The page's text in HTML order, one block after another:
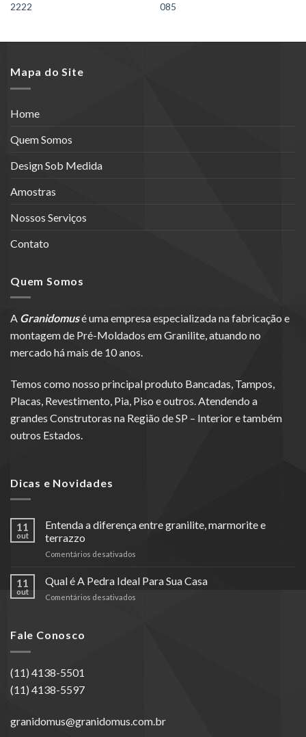
2222 085
Mapa do Site
Home
Quem Somos
Design Sob Medida
Amostras
Nossos Serviços
Contato
Quem Somos
A Granidomusé uma empresa especializada na fabricação e
montagem de Pré-Moldados em Granilite, atuando no
mercado há mais de 10 anos.
Temos como nosso principal produto Bancadas, Tampos,
Placas, Revestimento, Pia, Piso e outros. Atendendo a
grandes Construtoras na Região de SP – Interior e também
outros Estados.
Dicas e Novidades
11
out
Entenda a diferença entre granilite, marmorite e
terrazzo
Comentários desativados
a
11
out
Qual é A Pedra Ideal Para Sua Casa
Comentários desativados
Fale Conosco
(11) 4138-5501
(11) 4138-5597
granidomus@granidomus.com.br